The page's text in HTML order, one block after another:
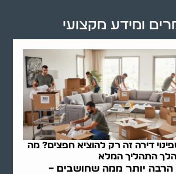
דירה זה רק להוציא חפצים? מה
התהליך המלא
הרבה יותר ממה שחושבים –
ומידע מקצועי